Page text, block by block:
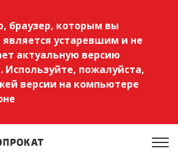
браузер, которым вы
является устаревшим и не
актуальную версию
Используйте, пожалуйста,
версии на компьютере